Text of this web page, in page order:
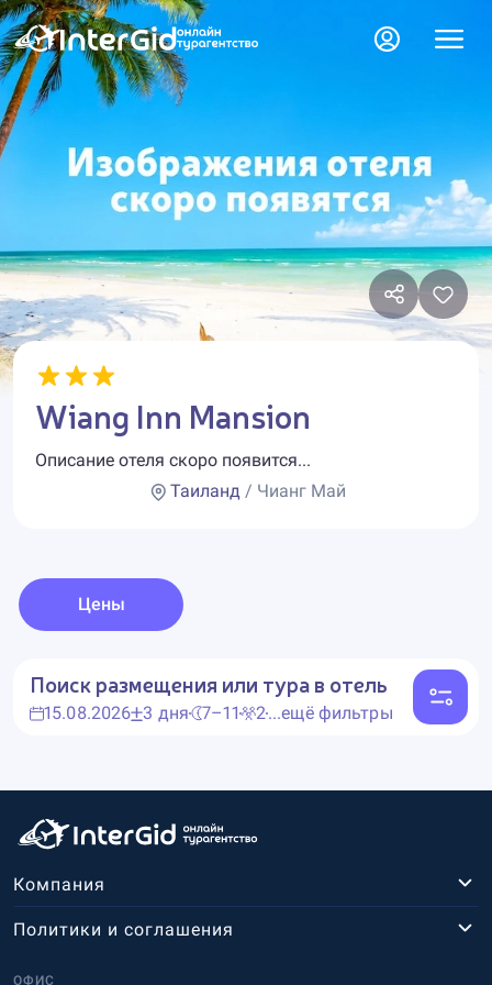
Wiang Inn Mansion
Описание отеля скоро появится...
Таиланд/ Чианг Май
Цены
Поиск размещения или тура в отель
15.08.2026 3 дня 7–11 2...ещё фильтры
Компания
ОФИС
Политики и соглашения